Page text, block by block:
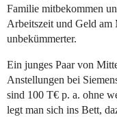
Familie mitbekommen
Arbeitszeit und Geld am
unbekümmerter.
Ein junges Paar von
Anstellungen bei
sind 100 T€ p. a. ohne
legt man sich ins Bett,